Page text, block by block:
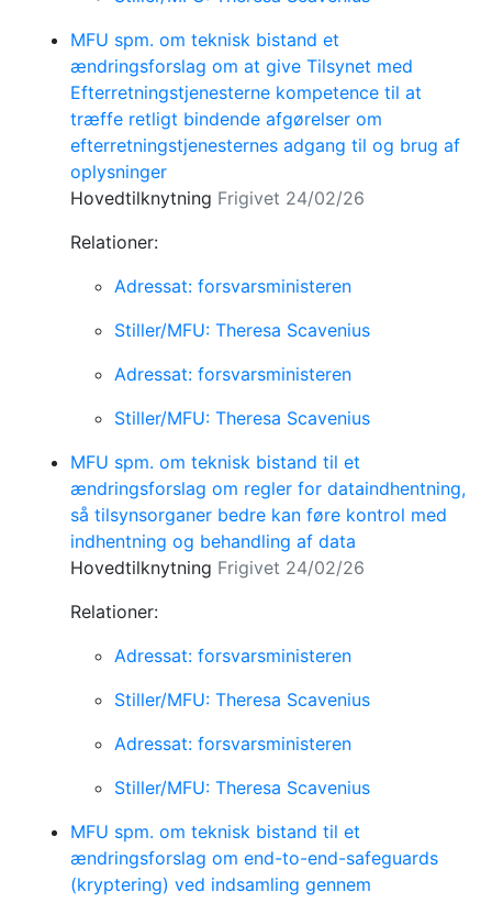
MFU spm. om teknisk bistand et
ændringsforslag om at give Tilsynet med
Efterretningstjenesterne kompetence til at
træffe retligt bindende afgørelser om
efterretningstjenesternes adgang til og brug af
oplysninger
Hovedtilknytning Frigivet 24/02/26
Relationer:
Adressat: forsvarsministeren
Stiller/MFU: Theresa Scavenius
Adressat: forsvarsministeren
Stiller/MFU: Theresa Scavenius
MFU spm. om teknisk bistand til et
ændringsforslag om regler for dataindhentning,
så tilsynsorganer bedre kan føre kontrol med
indhentning og behandling af data
Hovedtilknytning Frigivet 24/02/26
Relationer:
Adressat: forsvarsministeren
Stiller/MFU: Theresa Scavenius
Adressat: forsvarsministeren
Stiller/MFU: Theresa Scavenius
MFU spm. om teknisk bistand til et
ændringsforslag om end-to-end-safeguards
(kryptering) ved indsamling gennem